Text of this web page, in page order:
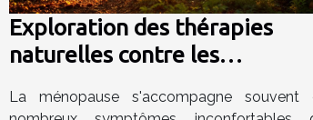
Exploration des thérapies
naturelles contre les
La ménopause s'accompagne souvent